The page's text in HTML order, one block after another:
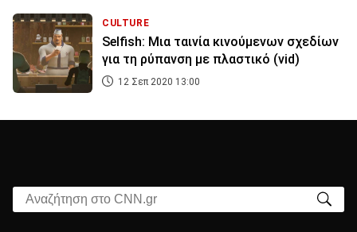
CULTURE
Selfish: Μια ταινία κινούμενων σχεδίων
για τη ρύπανση με πλαστικό (vid)
12 Σεπ 2020 13:00
Αναζήτηση στο CNN.gr